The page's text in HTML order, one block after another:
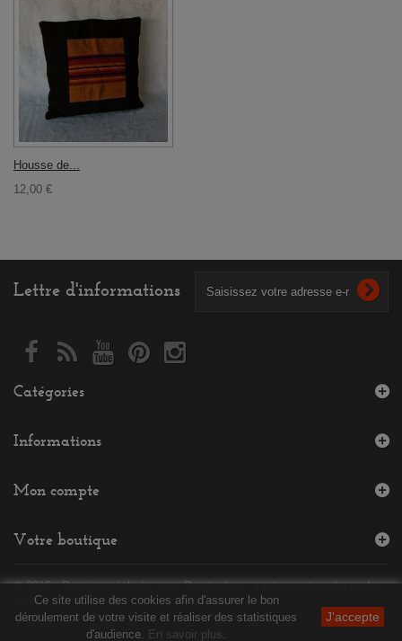
Housse de...
12,00 €
Lettre d'informations
Catégories
Informations
© 2016- Boutique réalisée avec Prestashop - senteurs-et-couleurs-du-
souk.fr
Mon compte
Votre boutique
Ce site utilise des cookies afin d'assurer le bon
déroulement de votre visite et réaliser des statistiques
d'audience. En savoir plus.
J'accepte